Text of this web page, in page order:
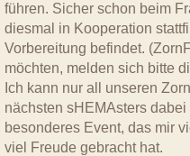
führen. Sicher schon beim
diesmal in Kooperation
Vorbereitung befindet.
möchten, melden sich bitte
Ich kann nur all unseren
nächsten sHEMAsters
besonderes Event, das mir
viel Freude gebracht hat.